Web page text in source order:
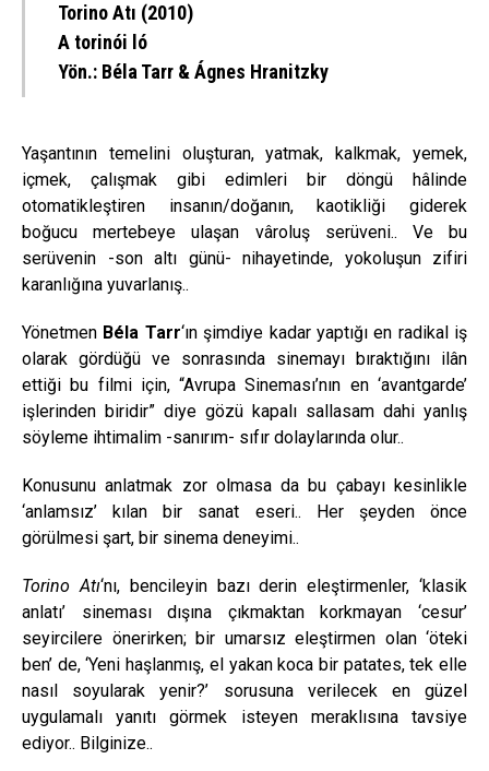
Torino Atı (2010)
A torinói ló
Yön.: Béla Tarr & Ágnes Hranitzky
Yaşantının temelini oluşturan, yatmak, kalkmak, yemek,
içmek, çalışmak gibi edimleri bir döngü hâlinde
otomatikleştiren insanın/doğanın, kaotikliği giderek
boğucu mertebeye ulaşan vâroluş serüveni.. Ve bu
serüvenin -son altı günü- nihayetinde, yokoluşun zifiri
karanlığına yuvarlanış..
Yönetmen Béla Tarr‘ın şimdiye kadar yaptığı en radikal iş
olarak gördüğü ve sonrasında sinemayı bıraktığını ilân
ettiği bu filmi için, “Avrupa Sineması’nın en ‘avantgarde’
işlerinden biridir” diye gözü kapalı sallasam dahi yanlış
söyleme ihtimalim -sanırım- sıfır dolaylarında olur..
Konusunu anlatmak zor olmasa da bu çabayı kesinlikle
‘anlamsız’ kılan bir sanat eseri.. Her şeyden önce
görülmesi şart, bir sinema deneyimi..
Torino Atı‘nı, bencileyin bazı derin eleştirmenler, ‘klasik
anlatı’ sineması dışına çıkmaktan korkmayan ‘cesur’
seyircilere önerirken; bir umarsız eleştirmen olan ‘öteki
ben’ de, ‘Yeni haşlanmış, el yakan koca bir patates, tek elle
nasıl soyularak yenir?’ sorusuna verilecek en güzel
uygulamalı yanıtı görmek isteyen meraklısına tavsiye
ediyor.. Bilginize..